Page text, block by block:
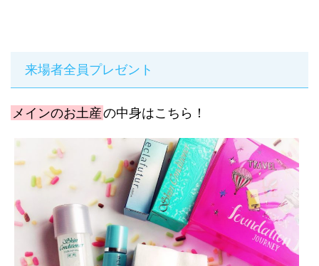
来場者全員プレゼント
メインのお土産の中身はこちら！